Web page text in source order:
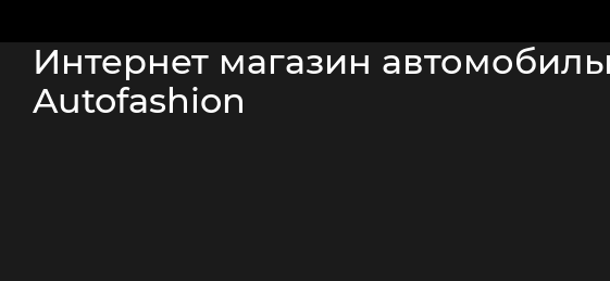
Интернет магазин
Autofashion